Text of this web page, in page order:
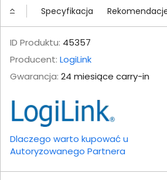
Specyfikacja
ID Produktu: 45357
Producent: LogiLink
Gwarancja: 24 miesiące carry-in
Dlaczego warto kupować u
Autoryzowanego Partnera